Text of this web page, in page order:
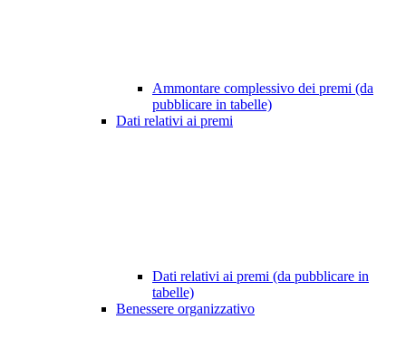
Ammontare complessivo dei premi (da
pubblicare in tabelle)
Dati relativi ai premi
Dati relativi ai premi (da pubblicare in
tabelle)
Benessere organizzativo